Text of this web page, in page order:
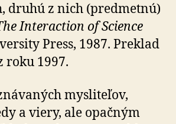
druhú z nich (pred­metnú)
Interaction of Science
Press, 1987. Preklad
roku 1997.
mysliteľov,
a viery, ale opačným